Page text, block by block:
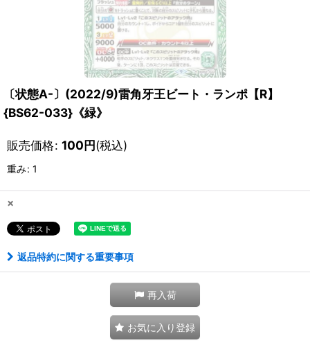
〔状態A-〕(2022/9)雷角牙王ビート・ランポ【R】
{BS62-033}《緑》
販売価格: 100円(税込)
重み: 1
×
返品特約に関する重要事項
再入荷
お気に入り登録